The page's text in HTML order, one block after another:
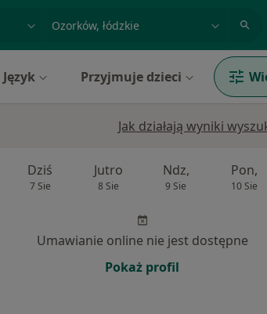
miasto lub dzielnica
Język Przyjmuje dzieci
Jak działają wyniki
Dziś
7 Sie
Jutro
8 Sie
Ndz,
9 Sie
Pon,
10 Sie
Umawianie online nie jest dostępne
Pokaż profil